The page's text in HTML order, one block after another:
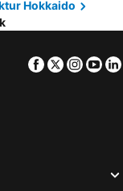
Hokkaido
Facebook
Twitter